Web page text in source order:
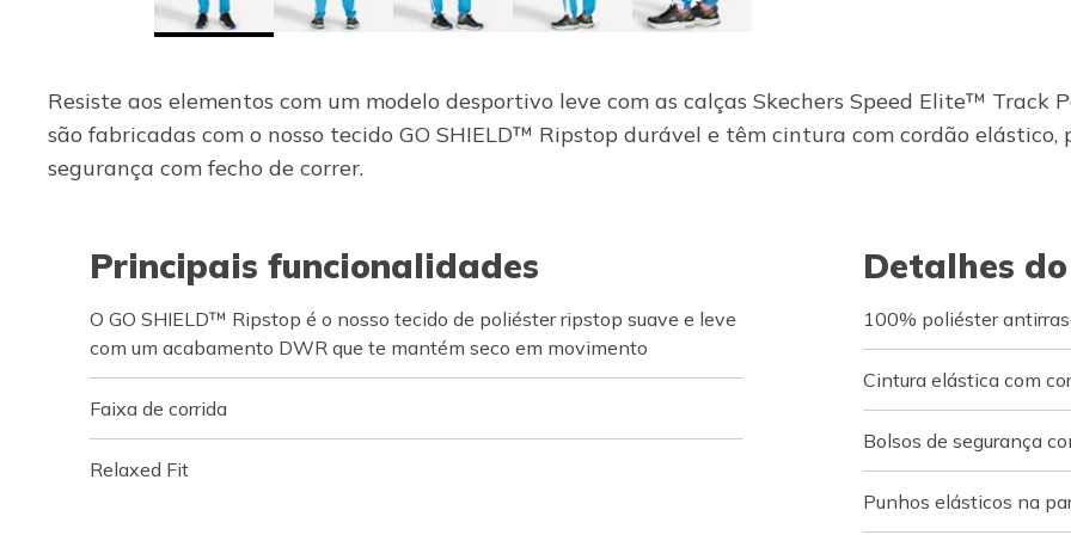
Resiste aos elementos com um modelo desportivo leve com as calças Skechers Speed Elite™ Track
são fabricadas com o nosso tecido GO SHIELD™ Ripstop durável e têm cintura com cordão
segurança com fecho de correr.
Principais funcionalidades
O GO SHIELD™ Ripstop é o nosso tecido de poliéster ripstop suave e leve
com um acabamento DWR que te mantém seco em movimento
Faixa de corrida
Relaxed Fit
Detalhes
100% poliéster
Cintura elástica com
Bolsos de segurança
Punhos elásticos na